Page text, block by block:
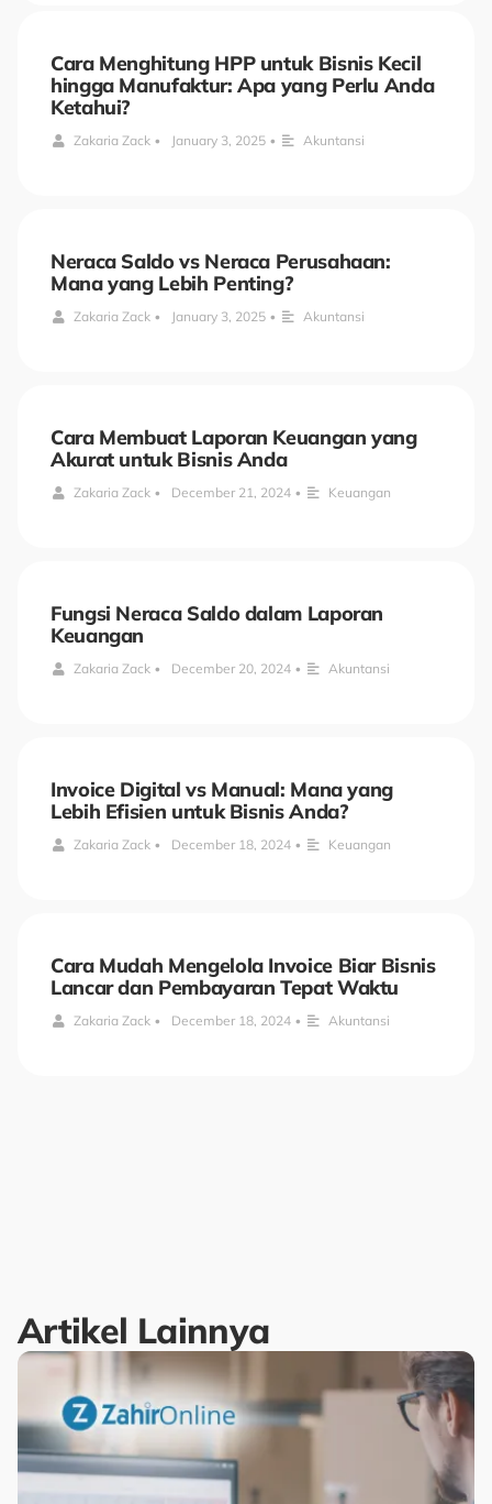
Cara Menghitung HPP untuk Bisnis Kecil
hingga Manufaktur: Apa yang Perlu Anda
Ketahui?
Zakaria Zack • January 3, 2025 • Akuntansi
Neraca Saldo vs Neraca Perusahaan:
Mana yang Lebih Penting?
Zakaria Zack • January 3, 2025 • Akuntansi
Cara Membuat Laporan Keuangan yang
Akurat untuk Bisnis Anda
Zakaria Zack • December 21, 2024 • Keuangan
Fungsi Neraca Saldo dalam Laporan
Keuangan
Zakaria Zack • December 20, 2024 • Akuntansi
Invoice Digital vs Manual: Mana yang
Lebih Efisien untuk Bisnis Anda?
Zakaria Zack • December 18, 2024 • Keuangan
Cara Mudah Mengelola Invoice Biar Bisnis
Lancar dan Pembayaran Tepat Waktu
Zakaria Zack • December 18, 2024 • Akuntansi
Artikel Lainnya